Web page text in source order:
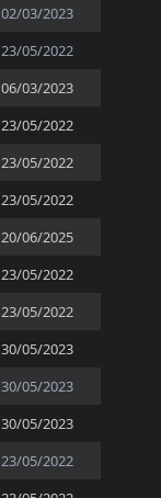
02/03/2023
23/05/2022
06/03/2023
23/05/2022
23/05/2022
23/05/2022
20/06/2025
23/05/2022
23/05/2022
30/05/2023
30/05/2023
30/05/2023
23/05/2022